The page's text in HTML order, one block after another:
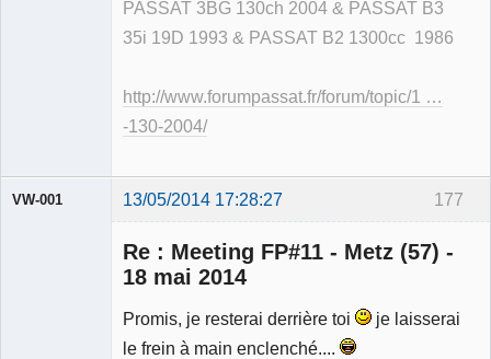
PASSAT 3BG 130ch 2004 & PASSAT B3
35i 19D 1993 & PASSAT B2 1300cc 1986
http://www.forumpassat.fr/forum/topic/1 …
-130-2004/
177
VW-001 13/05/2014 17:28:27
Re : Meeting FP#11 - Metz (57) -
18 mai 2014
Promis, je resterai derrière toi
je laisserai
le frein à main enclenché....